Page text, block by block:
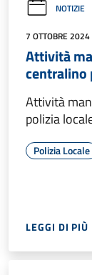
NOTIZIE
7 OTTOBRE 2024
Attività
centralino
Attività
polizia
Polizia Locale
LEGGI DI PIÙ